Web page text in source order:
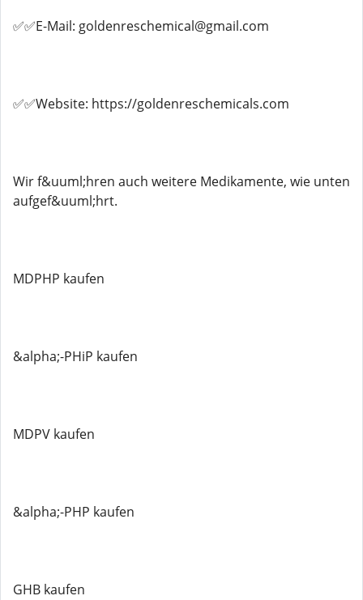
✅✅E-Mail: goldenreschemical@gmail.com
✅✅Website: https://goldenreschemicals.com
Wir f&uuml;hren auch weitere Medikamente, wie unten
aufgef&uuml;hrt.
MDPHP kaufen
&alpha;-PHiP kaufen
MDPV kaufen
&alpha;-PHP kaufen
GHB kaufen